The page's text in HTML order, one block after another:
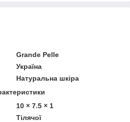
Grande Pelle
Україна
Натуральна шкіра
10 × 7.5 × 1
Тілячої